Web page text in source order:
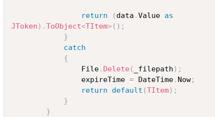
return ( data .Value as
JToken ) .ToObject<TItem>( ) ;
}
catch
{
				File
. Delete( _filepath ) ;
				expireTime
= DateTime. Now;
return
default (TItem) ;
}
}